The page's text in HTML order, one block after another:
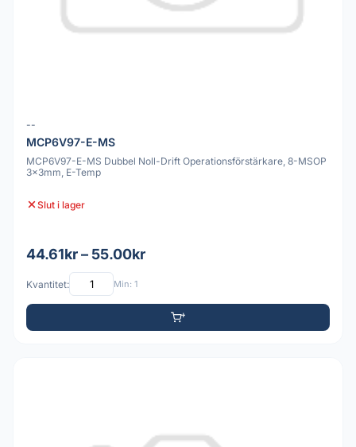
--
MCP6V97-E-MS
MCP6V97-E-MS Dubbel Noll-Drift Operationsförstärkare, 8-MSOP
3x3mm, E-Temp
Slut i lager
44.61kr – 55.00kr
Kvantitet: Min: 1